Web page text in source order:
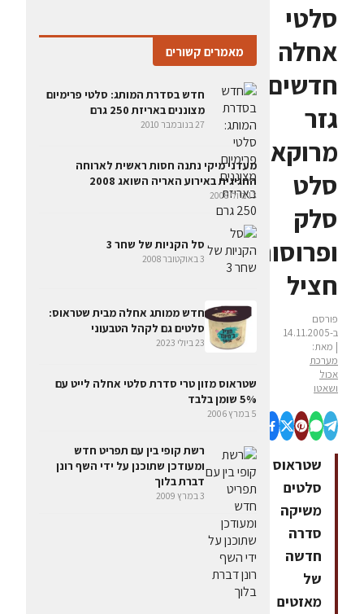
סלטי
אחלה
חדשים:
גזר
מרוקאי,
סלט
סלק
ופרוסות
חציל
פורסם
ב-14.11.2005
| מאת:
מערכת
אכול
ושאטו
שטראוס
סלטים
משיקה
סדרה
חדשה
של
מאזטים
מאמרים קשורים
חדש בסדרת המותג: סלטי פרימיום
מצוננים באריזת 250 גרם
27 בנובמבר 2010
מעדני מיקי נתנה חסות ראשית לארוחה
החגיגית באירוע האריה השואג 2008
13 ביולי 2008
סל הקניות של שחר 3
3 באוקטובר 2008
חדש ממותג אחלה מבית שטראוס:
סלטים גם לקהל הטבעוני
23 ביולי 2023
שטראוס מזון טרי סדרת סלטי אחלה לייט עם
5% שומן בלבד
5 במרץ 2006
רשת קופי בין עם תפריט חדש
ומעודכן שתוכנן על ידי השף רונן
דברת בלוך
3 במרץ 2009